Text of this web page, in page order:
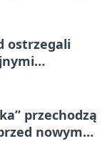
ostrzegali
przechodzą
nowym